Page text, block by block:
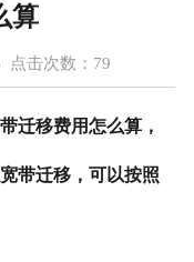
服务项目
走进海鸥
算
点击次数： 79
迁移费用怎么算，
带迁移，可以按照